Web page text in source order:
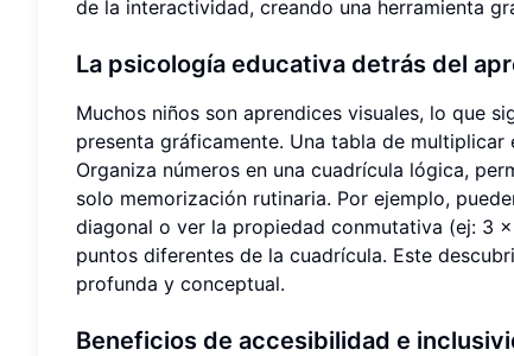
de la interactividad, creando una herramienta
La psicología educativa detrás del
Muchos niños son aprendices visuales, lo que
presenta gráficamente. Una tabla de
Organiza números en una cuadrícula lógica,
solo memorización rutinaria. Por ejemplo,
diagonal o ver la propiedad conmutativa (ej: 3
puntos diferentes de la cuadrícula. Este
profunda y conceptual.
Beneficios de accesibilidad e